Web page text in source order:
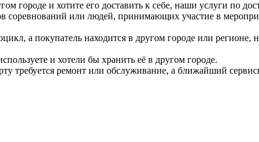
городе и хотите его доставить к себе, наши услуги по
соревнований или людей, принимающих участие в
а покупатель находится в другом городе или регионе,
и хотели бы хранить её в другом городе.
требуется ремонт или обслуживание, а ближайший